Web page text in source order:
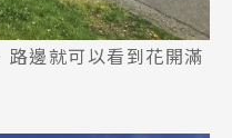
邊就可以看到花開滿